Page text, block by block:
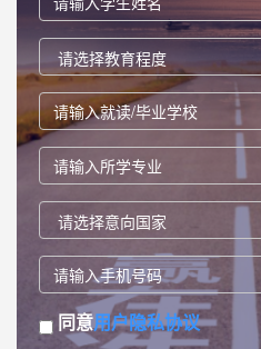
同意用户隐私协议